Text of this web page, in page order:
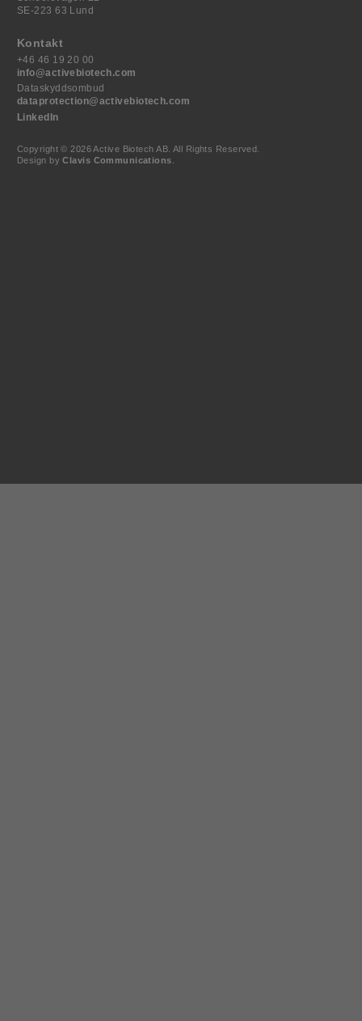
SE-223 63 Lund
Kontakt
+46 46 19 20 00
info@activebiotech.com
Dataskyddsombud
dataprotection@activebiotech.com
LinkedIn
Copyright © 2026 Active Biotech AB. All Rights Reserved.
Design byClavis Communications